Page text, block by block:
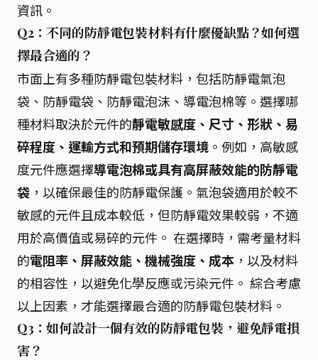
資訊。
Q2：不同的防靜電包裝材料有什麼優缺點？如何選
擇最合適的？
市面上有多種防靜電包裝材料，包括防靜電氣泡
袋、防靜電袋、防靜電泡沫、導電泡棉等。選擇哪
種材料取決於元件的靜電敏感度、尺寸、形狀、易
碎程度、運輸方式和預期儲存環境 。例如，高敏感
度元件應選擇導電泡棉或具有高屏蔽效能的防靜電
袋 ，以確保最佳的防靜電保護。氣泡袋適用於較不
敏感的元件且成本較低，但防靜電效果較弱，不適
用於高價值或易碎的元件。 在選擇時，需考量材料
的電阻率、屏蔽效能、機械強度、成本 ，以及材料
的相容性，以避免化學反應或污染元件。 綜合考慮
以上因素，才能選擇最合適的防靜電包裝材料。
Q3：如何設計一個有效的防靜電包裝，避免靜電損
害？